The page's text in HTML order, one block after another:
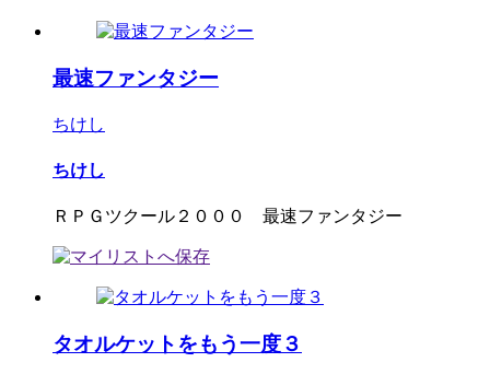
最速ファンタジー
ちけし
ちけし
ＲＰＧツクール２０００ 最速ファンタジー
タオルケットをもう一度３